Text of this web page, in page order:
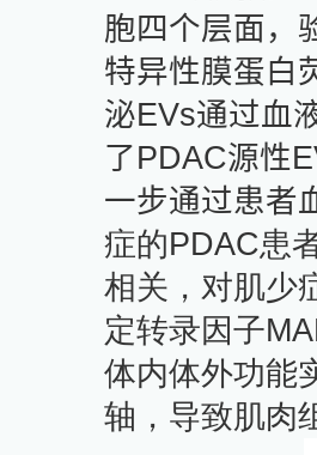
胞四个层面，
特异性膜蛋白
泌EVs通过血
了PDAC源性
一步通过患者
症的PDAC患
相关，对肌少
定转录因子
体内体外功能
轴，导致肌肉